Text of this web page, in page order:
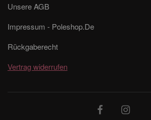
Unsere AGB
Impressum - Poleshop.De
Rückgaberecht
Vertrag widerrufen